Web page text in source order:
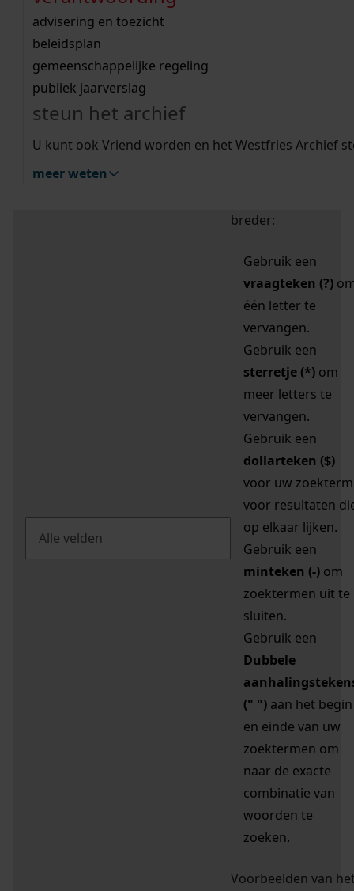
bouwvergunningen
omgevingsvergunningen
vergunningen
beeld en geluid
uitleg nodig?
Wij helpen u op weg met een aantal zoektips.
bekijk alle zoektips
Wij helpen u op weg met een aantal zoektips.
bekijk alle zoektips
bekijk ons geschiedenislokaal
advisering en toezicht
beleidsplan
gemeenschappelijke regeling
publiek jaarverslag
steun het archief
U kunt ook Vriend worden en het Westfries Archief
meer weten
zoektips
Mijn Studiezaal (inloggen)
uw zoekopdracht te
breder:
Gebruik een
vraagteken (?)
één letter te
vervangen.
Gebruik een
sterretje (*) om
meer letters te
vervangen.
Gebruik een
dollarteken ($)
voor uw zoekterm
voor resultaten
op elkaar lijken.
Gebruik een
minteken (-) om
zoektermen uit te
sluiten.
Gebruik een
Dubbele
(" ") aan het begin
en einde van uw
zoektermen om
naar de exacte
combinatie van
woorden te
zoeken.
Voorbeelden van